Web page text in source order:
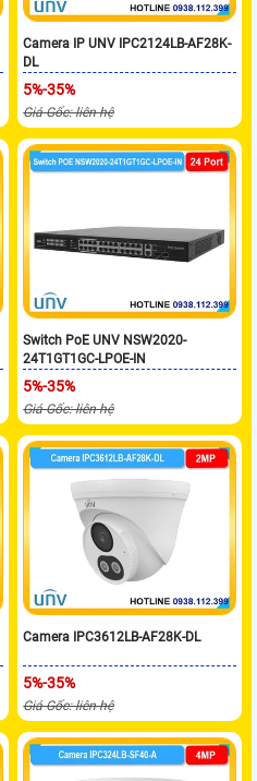
Camera IP UNV IPC2124LB-AF28K-
DL
5%-35%
Giá Gốc: liên hệ
Switch PoE UNV NSW2020-
24T1GT1GC-LPOE-IN
5%-35%
Giá Gốc: liên hệ
Camera IPC3612LB-AF28K-DL
5%-35%
Giá Gốc: liên hệ